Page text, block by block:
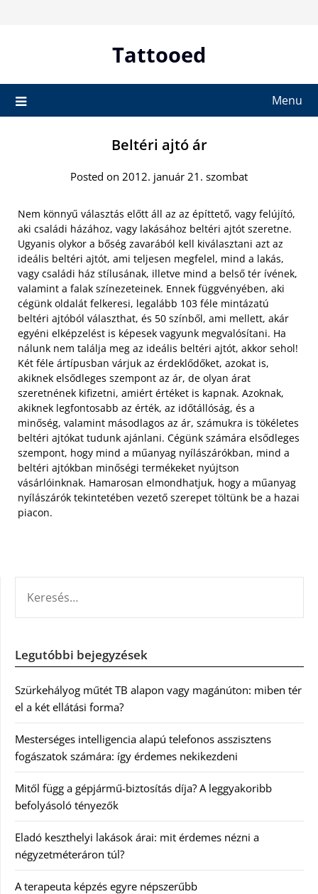
Tattooed
Menu
Beltéri ajtó ár
Posted on 2012. január 21. szombat
Nem könnyű választás előtt áll az az építtető, vagy felújító,
aki családi házához, vagy lakásához beltéri ajtót szeretne.
Ugyanis olykor a bőség zavarából kell kiválasztani azt az
ideális beltéri ajtót, ami teljesen megfelel, mind a lakás,
vagy családi ház stílusának, illetve mind a belső tér ívének,
valamint a falak színezeteinek. Ennek függvényében, aki
cégünk oldalát felkeresi, legalább 103 féle mintázatú
beltéri ajtóból választhat, és 50 színből, ami mellett, akár
egyéni elképzelést is képesek vagyunk megvalósítani. Ha
nálunk nem találja meg az ideális beltéri ajtót, akkor sehol!
Két féle ártípusban várjuk az érdeklődőket, azokat is,
akiknek elsődleges szempont az ár, de olyan árat
szeretnének kifizetni, amiért értéket is kapnak. Azoknak,
akiknek legfontosabb az érték, az időtállóság, és a
minőség, valamint másodlagos az ár, számukra is tökéletes
beltéri ajtókat tudunk ajánlani. Cégünk számára elsődleges
szempont, hogy mind a műanyag nyílászárókban, mind a
beltéri ajtókban minőségi termékeket nyújtson
vásárlóinknak. Hamarosan elmondhatjuk, hogy a műanyag
nyílászárók tekintetében vezető szerepet töltünk be a hazai
piacon.
Legutóbbi bejegyzések
Szürkehályog műtét TB alapon vagy magánúton: miben tér
el a két ellátási forma?
Mesterséges intelligencia alapú telefonos asszisztens
fogászatok számára: így érdemes nekikezdeni
Mitől függ a gépjármű-biztosítás díja? A leggyakoribb
befolyásoló tényezők
Eladó keszthelyi lakások árai: mit érdemes nézni a
négyzetméteráron túl?
A terapeuta képzés egyre népszerűbb